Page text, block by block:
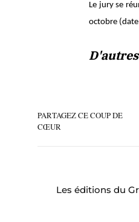
Le jury se
octobre (date
PARTAGEZ CE COUP DE
CŒUR
Les éditions du